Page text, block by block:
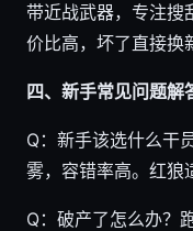
带近战武器，专注搜
价比高，坏了直接换
四、新手常见问题解
Q：新手该选什么干
雾，容错率高。红狼
Q：破产了怎么办？